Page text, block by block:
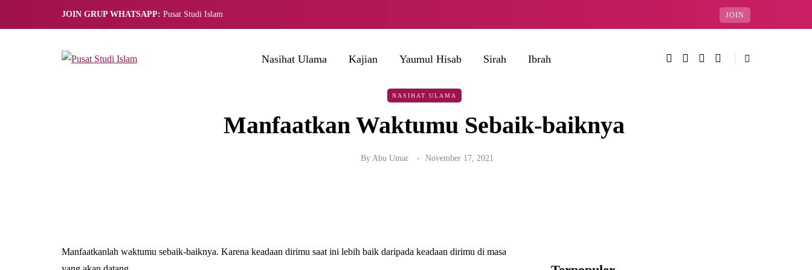
JOIN GRUP WHATSAPP: Pusat Studi Islam JOIN
Nasihat Ulama Kajian Yaumul Hisab Sirah Ibrah
NASIHAT ULAMA
Manfaatkan Waktumu Sebaik-baiknya
By Abu Umar November 17, 2021
Manfaatkanlah waktumu sebaik-baiknya. Karena keadaan dirimu saat ini lebih baik daripada keadaan dirimu di masa